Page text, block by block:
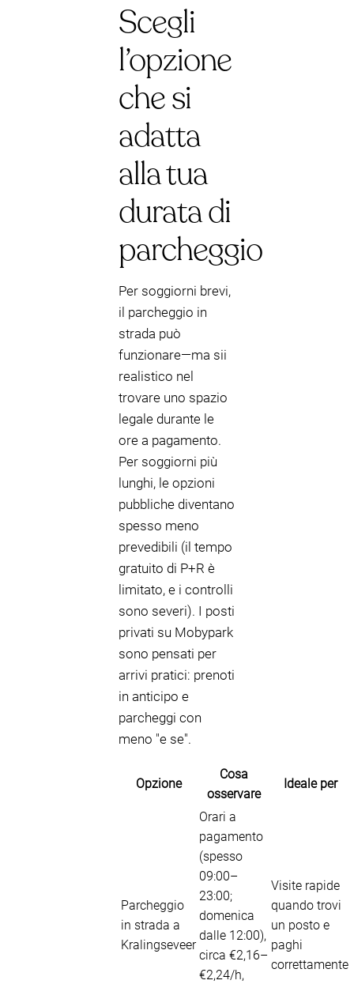
Scegli
l’opzione
che si
adatta
alla tua
durata di
parcheggio
Per soggiorni brevi,
il parcheggio in
strada può
funzionare—ma sii
realistico nel
trovare uno spazio
legale durante le
ore a pagamento.
Per soggiorni più
lunghi, le opzioni
pubbliche diventano
spesso meno
prevedibili (il tempo
gratuito di P+R è
limitato, e i controlli
sono severi). I posti
privati su Mobypark
sono pensati per
arrivi pratici: prenoti
in anticipo e
parcheggi con
meno "e se".
Opzione
Cosa
osservare
Ideale per
Parcheggio
in strada a
Kralingseveer
Orari a
pagamento
(spesso
09:00–
23:00;
domenica
dalle 12:00),
circa €2,16–
€2,24/h,
Visite rapide
quando trovi
un posto e
paghi
correttamente